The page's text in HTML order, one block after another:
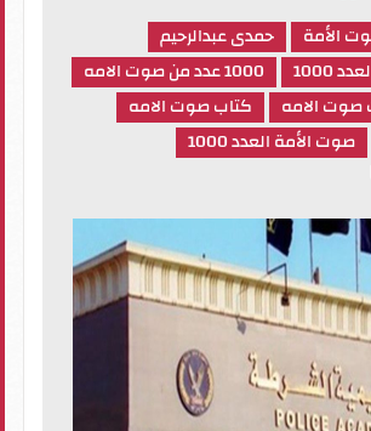
الأمة
حمدى عبدالرحيم
1000
1000 عدد من صوت الامه
صوت الامه
كتاب صوت الامه
صوت الأمة العدد 1000